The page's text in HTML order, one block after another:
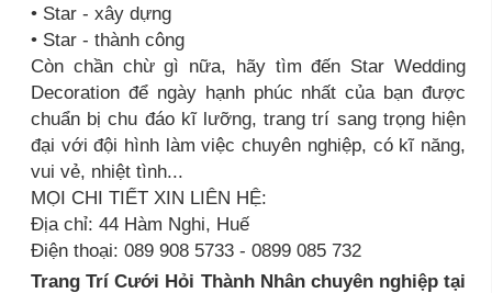
• Star - xây dựng
• Star - thành công
Còn chần chừ gì nữa, hãy tìm đến Star Wedding
Decoration để ngày hạnh phúc nhất của bạn được
chuẩn bị chu đáo kĩ lưỡng, trang trí sang trọng hiện
đại với đội hình làm việc chuyên nghiệp, có kĩ năng,
vui vẻ, nhiệt tình...
MỌI CHI TIẾT XIN LIÊN HỆ:
Địa chỉ: 44 Hàm Nghi, Huế
Điện thoại: 089 908 5733 - 0899 085 732
Trang Trí Cưới Hỏi Thành Nhân chuyên nghiệp tại